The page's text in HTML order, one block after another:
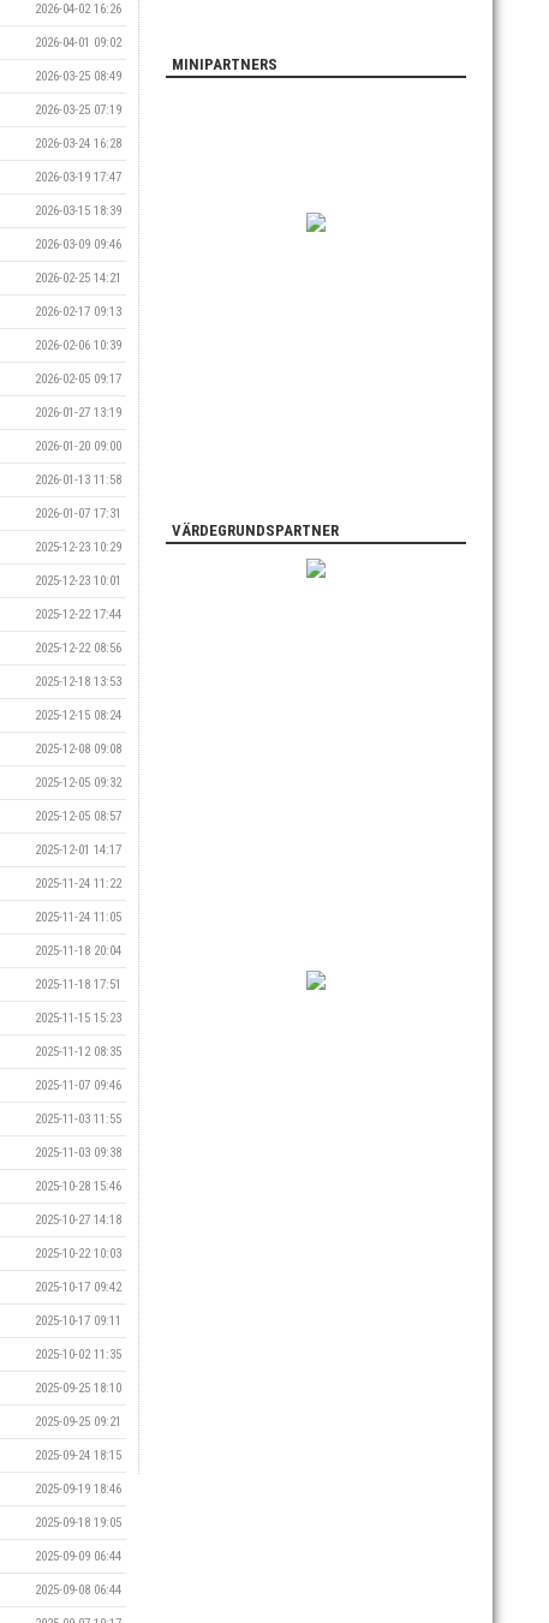
2026-04-02 16:26
2026-04-01 09:02
2026-03-25 08:49
2026-03-25 07:19
2026-03-24 16:28
2026-03-19 17:47
2026-03-15 18:39
2026-03-09 09:46
2026-02-25 14:21
2026-02-17 09:13
2026-02-06 10:39
2026-02-05 09:17
2026-01-27 13:19
2026-01-20 09:00
2026-01-13 11:58
2026-01-07 17:31
2025-12-23 10:29
2025-12-23 10:01
2025-12-22 17:44
2025-12-22 08:56
2025-12-18 13:53
2025-12-15 08:24
2025-12-08 09:08
2025-12-05 09:32
2025-12-05 08:57
2025-12-01 14:17
2025-11-24 11:22
2025-11-24 11:05
2025-11-18 20:04
2025-11-18 17:51
2025-11-15 15:23
2025-11-12 08:35
2025-11-07 09:46
2025-11-03 11:55
2025-11-03 09:38
2025-10-28 15:46
2025-10-27 14:18
2025-10-22 10:03
2025-10-17 09:42
2025-10-17 09:11
2025-10-02 11:35
2025-09-25 18:10
2025-09-25 09:21
2025-09-24 18:15
2025-09-19 18:46
2025-09-18 19:05
2025-09-09 06:44
2025-09-08 06:44
MINIPARTNERS
VÄRDEGRUNDSPARTNER